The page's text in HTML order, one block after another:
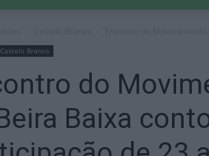
Castelo Branco
do
Baixa